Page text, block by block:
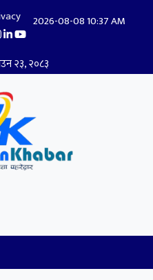
2026-08-08 10:37 AM
२३, २०८३